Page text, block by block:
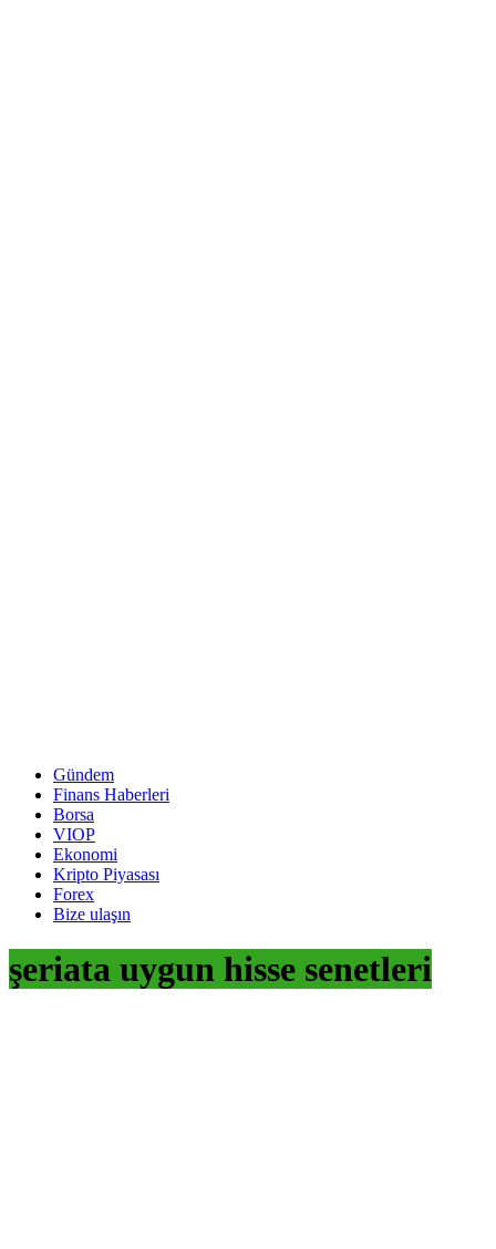
Gündem
Finans Haberleri
Borsa
VIOP
Ekonomi
Kripto Piyasası
Forex
Bize ulaşın
şeriata uygun hisse senetleri